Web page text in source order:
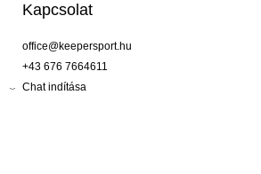
Kapcsolat
office@keepersport.hu
+43 676 7664611
Chat indítása